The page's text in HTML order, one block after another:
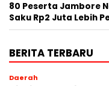
80 Peserta Jambore
Saku Rp2 Juta Lebih
BERITA TERBARU
Daerah